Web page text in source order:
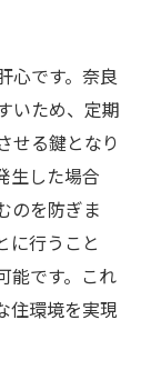
術
ン
ルな手法
ト
空間を実
心です。奈良
いため、定期
せる鍵となり
生した場合
のを防ぎま
に行うこと
能です。これ
住環境を実現